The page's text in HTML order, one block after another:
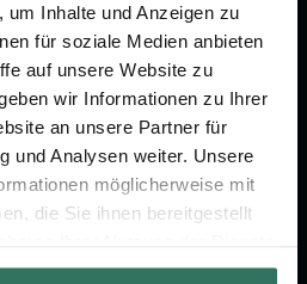
Inhalte und Anzeigen zu
für soziale Medien anbieten
auf unsere Website zu
wir Informationen zu Ihrer
an unsere Partner für
und Analysen weiter. Unsere
möglicherweise mit
die Sie ihnen bereitgestellt
FÜR BESTATTER
Online-Portal
Kostenlos registrieren